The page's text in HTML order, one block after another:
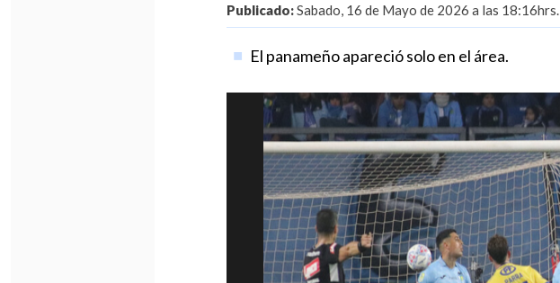
Publicado:Sabado, 16 de Mayo de 2026 a las 18:16hrs.
El panameño apareció solo en el área.